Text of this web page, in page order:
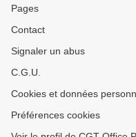
Pages
Contact
Signaler un abus
C.G.U.
Cookies et données
Préférences cookies